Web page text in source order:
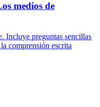
medios de
Incluye preguntas sencillas
comprensión escrita